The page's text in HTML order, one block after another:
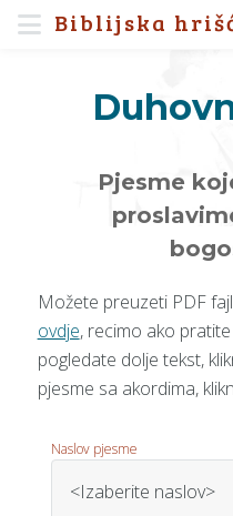
Biblijska
Pjesme
Možete preuzeti PDF
ovdje, recimo ako
pogledate dolje tekst,
pjesme sa akordima,
Naslov pjesme